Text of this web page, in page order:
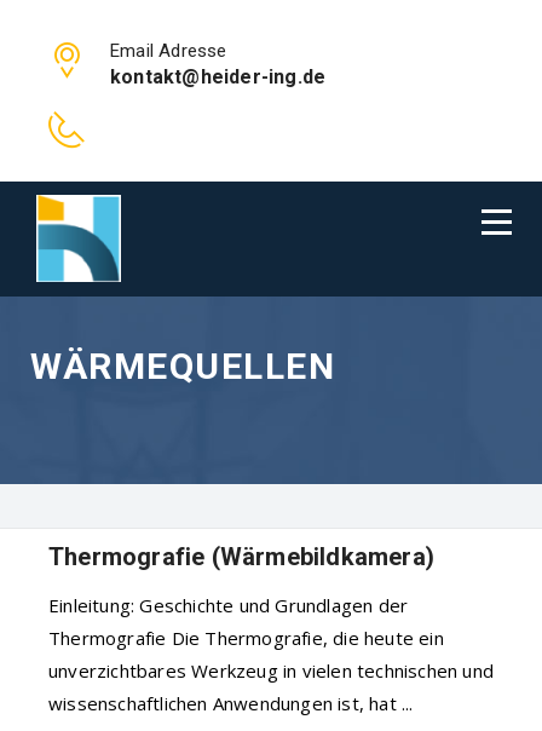
Email Adresse
kontakt@heider-ing.de
WÄRMEQUELLEN
Thermografie (Wärmebildkamera)
Einleitung: Geschichte und Grundlagen der
Thermografie Die Thermografie, die heute ein
unverzichtbares Werkzeug in vielen technischen und
wissenschaftlichen Anwendungen ist, hat ...